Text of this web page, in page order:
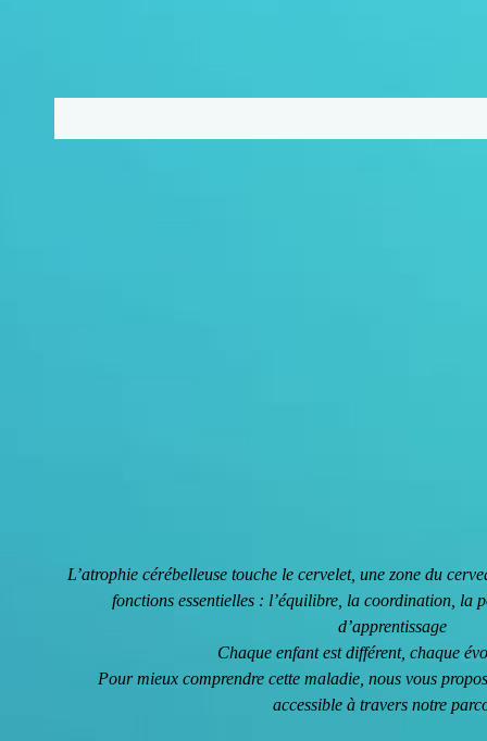
L’atrophie cérébelleuse touche le cervelet, une zone du
fonctions essentielles : l’équilibre, la coordination, la
d’apprentissage
Chaque enfant est différent, chaque
Pour mieux comprendre cette maladie, nous vous
accessible à travers notre